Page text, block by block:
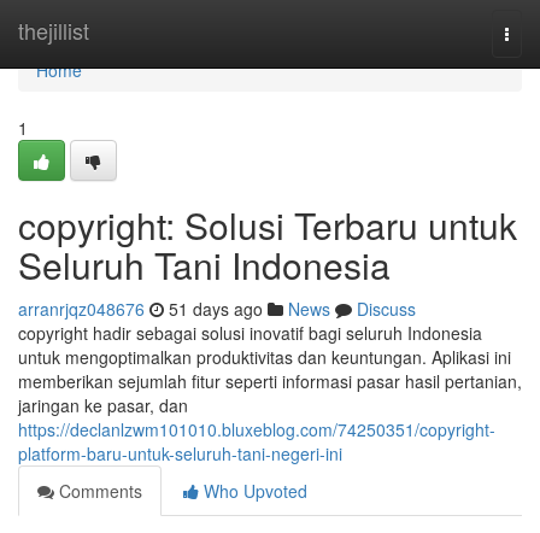
thejillist
Home
Home
1
copyright: Solusi Terbaru untuk
Seluruh Tani Indonesia
arranrjqz048676 51 days ago News
Discuss
copyright hadir sebagai solusi inovatif bagi seluruh Indonesia
untuk mengoptimalkan produktivitas dan keuntungan. Aplikasi ini
memberikan sejumlah fitur seperti informasi pasar hasil pertanian,
jaringan ke pasar, dan
https://declanlzwm101010.bluxeblog.com/74250351/copyright-
platform-baru-untuk-seluruh-tani-negeri-ini
Comments
Who Upvoted